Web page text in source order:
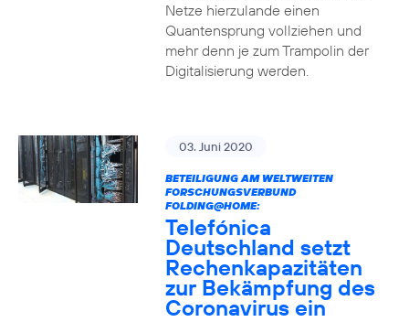
Netze hierzulande einen
Quantensprung vollziehen und
mehr denn je zum Trampolin der
Digitalisierung werden.
03. Juni 2020
BETEILIGUNG AM WELTWEITEN
FORSCHUNGSVERBUND
FOLDING@HOME:
Telefónica
Deutschland setzt
Rechenkapazitäten
zur Bekämpfung des
Coronavirus ein